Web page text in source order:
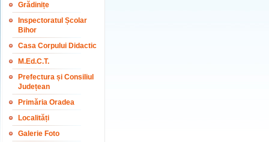
Grădinițe
Inspectoratul Școlar
Bihor
Casa Corpului Didactic
M.Ed.C.T.
Prefectura și Consiliul
Județean
Primăria Oradea
Localități
Galerie Foto